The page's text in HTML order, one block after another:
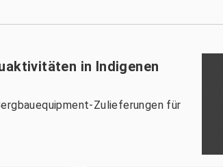
in Indigenen
Zulieferungen für